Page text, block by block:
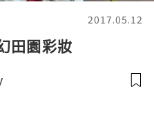
2017.05.12
田園彩妝